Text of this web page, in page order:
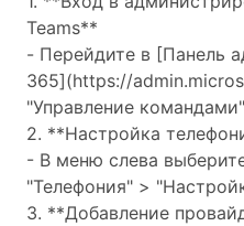
Teams**
- Перейдите в [Панель
365](https://
"Управление
2. **Настройка
- В меню слева
"Телефония" >
3. **Добавление